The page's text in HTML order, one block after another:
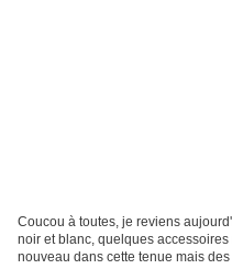
Coucou à toutes, je reviens
noir et blanc, quelques
nouveau dans cette tenue mais